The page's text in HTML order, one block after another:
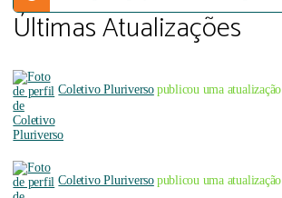
Últimas Atualizações
Coletivo Pluriverso publicou uma atualização
Coletivo Pluriverso publicou uma atualização